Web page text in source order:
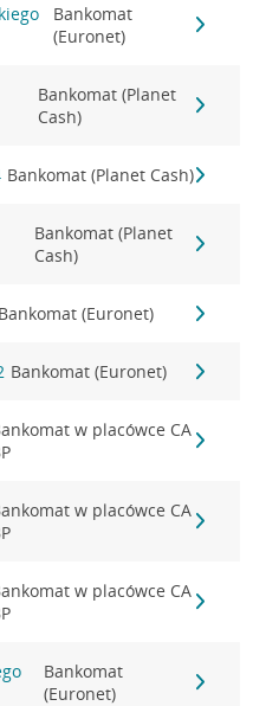
Bankomat
(Euronet)
Bankomat (Planet
Cash)
Bankomat (Planet Cash)
Bankomat (Planet
Cash)
Bankomat (Euronet)
Bankomat (Euronet)
w placówce CA
w placówce CA
w placówce CA
Bankomat
(Euronet)